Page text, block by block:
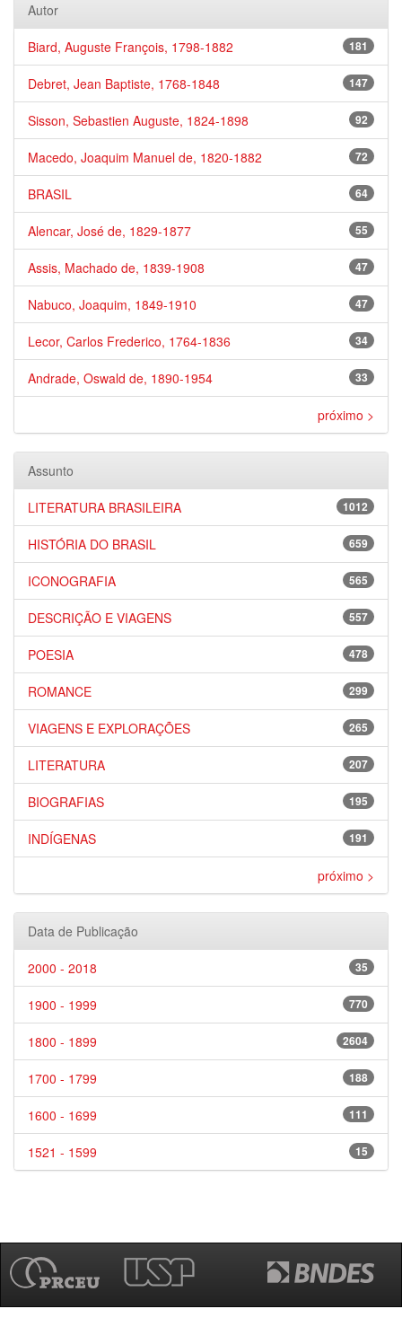
Autor
181
Biard, Auguste François, 1798-1882
147
Debret, Jean Baptiste, 1768-1848
92
Sisson, Sebastien Auguste, 1824-1898
72
Macedo, Joaquim Manuel de, 1820-1882
64
BRASIL
55
Alencar, José de, 1829-1877
47
Assis, Machado de, 1839-1908
47
Nabuco, Joaquim, 1849-1910
34
Lecor, Carlos Frederico, 1764-1836
33
Andrade, Oswald de, 1890-1954
próximo >
Assunto
1012
LITERATURA BRASILEIRA
659
HISTÓRIA DO BRASIL
565
ICONOGRAFIA
557
DESCRIÇÃO E VIAGENS
478
POESIA
299
ROMANCE
265
VIAGENS E EXPLORAÇÕES
207
LITERATURA
195
BIOGRAFIAS
191
INDÍGENAS
próximo >
Data de Publicação
35
2000 - 2018
770
1900 - 1999
2604
1800 - 1899
188
1700 - 1799
111
1600 - 1699
15
1521 - 1599